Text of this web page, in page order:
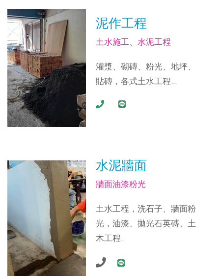
泥作工程
土水施工、水泥工程
灌漿、砌磚、粉光、地坪、
貼磚，各式土水工程...
水泥牆面
牆面油漆粉光
土水工程，洗石子、牆面粉
光，油漆、拋光石英磚、土
木工程.